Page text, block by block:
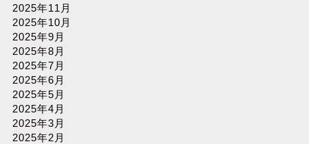
2025年11月
2025年10月
2025年9月
2025年8月
2025年7月
2025年6月
2025年5月
2025年4月
2025年3月
2025年2月